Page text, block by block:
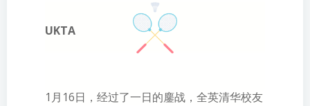
UKTA
1月16日，经过了一日的鏖战，全英清华校友